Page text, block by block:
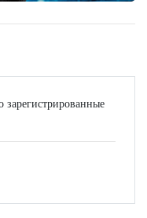
зарегистрированные